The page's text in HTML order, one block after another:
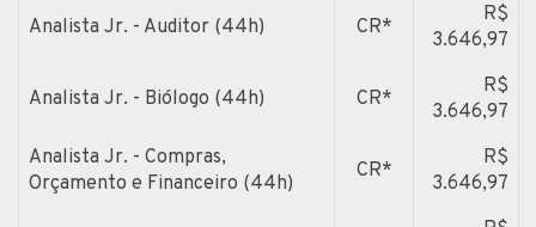
Analista Jr. - Auditor (44h) CR*
R$
3.646,97
Analista Jr. - Biólogo (44h) CR*
R$
3.646,97
Analista Jr. - Compras,
Orçamento e Financeiro (44h)
CR*
R$
3.646,97